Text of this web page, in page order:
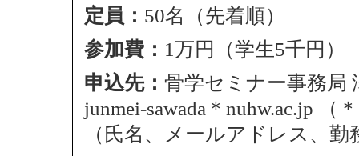
定員： 50名（先着順）
参加費： 1万円（学生5千円）
申込先： 骨学セミナー事務局
junmei-sawada＊nuhw.ac.jp
（氏名、メールアドレス、